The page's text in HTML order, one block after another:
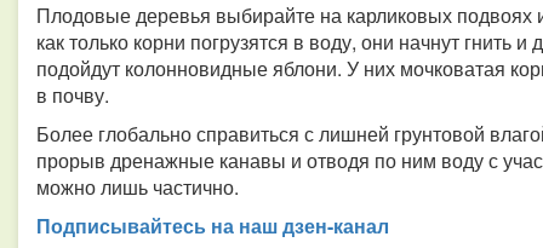
Плодовые деревья выбирайте на карликовых подвоях
как только корни погрузятся в воду, они начнут гнить
подойдут колонновидные яблони. У них мочковатая
в почву.
Более глобально справиться с лишней грунтовой
прорыв дренажные канавы и отводя по ним воду с
можно лишь частично.
Подписывайтесь на наш дзен-канал